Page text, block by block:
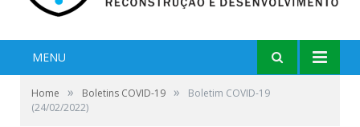
MENU
Home » Boletins COVID-19 »
Boletim COVID-19
(24/02/2022)